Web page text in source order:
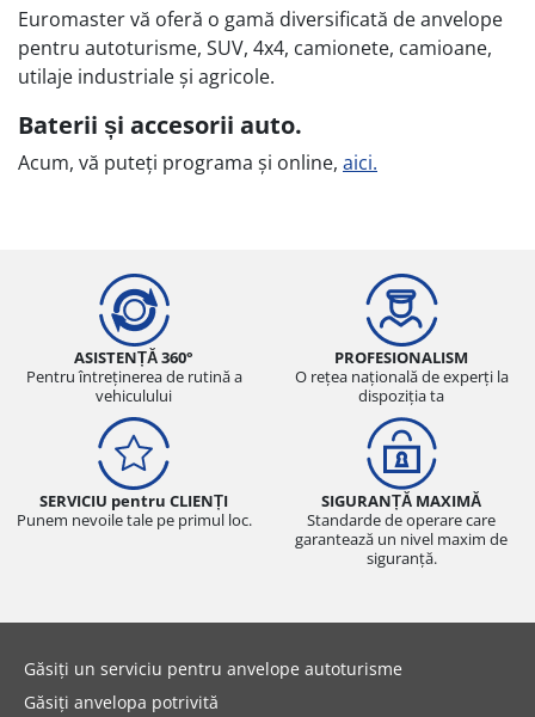
Euromaster vă oferă o gamă diversificată de anvelope
pentru autoturisme, SUV, 4x4, camionete, camioane,
utilaje industriale și agricole.
Baterii și accesorii auto.
Acum, vă puteți programa și online, aici.
ASISTENȚĂ 360°
Pentru întreținerea de rutină a
vehiculului
PROFESIONALISM
O rețea națională de experți la
dispoziția ta
SERVICIU pentru CLIENȚI
Punem nevoile tale pe primul loc.
SIGURANȚĂ MAXIMĂ
Standarde de operare care
garantează un nivel maxim de
siguranță.
Găsiți un serviciu pentru anvelope autoturisme
Găsiți anvelopa potrivită